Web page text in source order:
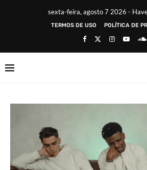
sexta-feira, agosto 7 2026 -
TERMOS DE USO POLÍTICA DE